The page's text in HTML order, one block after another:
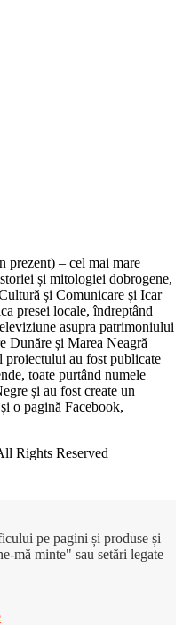
prezent) – cel mai mare
și mitologiei dobrogene,
și Comunicare și Icar
presei locale, îndreptând
asupra patrimoniului
Dunăre și Marea Neagră
proiectului au fost publicate
toate purtând numele
și au fost create un
o pagină Facebook,
Rights Reserved
pe pagini și produse și
mă minte" sau setări legate